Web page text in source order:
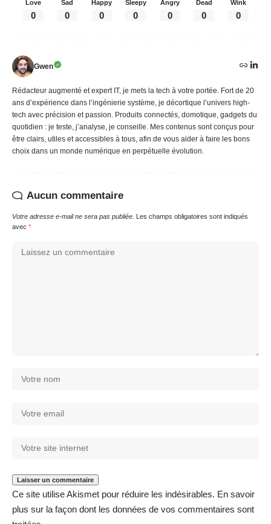
Love
0
Sad
0
Happy
0
Sleepy
0
Angry
0
Dead
0
Wink
0
Gwen
Rédacteur augmenté et expert IT, je mets la tech à votre portée. Fort de 20
ans d’expérience dans l’ingénierie système, je décortique l’univers high-
tech avec précision et passion. Produits connectés, domotique, gadgets du
quotidien : je teste, j’analyse, je conseille. Mes contenus sont conçus pour
être clairs, utiles et accessibles à tous, afin de vous aider à faire les bons
choix dans un monde numérique en perpétuelle évolution.
Aucun commentaire
Votre adresse e-mail ne sera pas publiée. Les champs obligatoires sont indiqués
avec *
Ce site utilise Akismet pour réduire les indésirables. En savoir
plus sur la façon dont les données de vos commentaires sont